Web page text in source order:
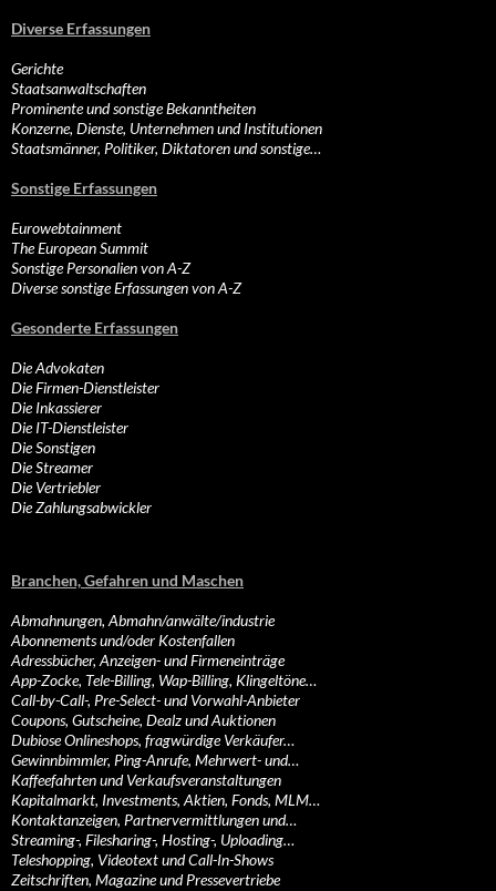
Diverse Erfassungen
Gerichte
Staatsanwaltschaften
Prominente und sonstige Bekanntheiten
Konzerne, Dienste, Unternehmen und Institutionen
Staatsmänner, Politiker, Diktatoren und sonstige…
Sonstige Erfassungen
Eurowebtainment
The European Summit
Sonstige Personalien von A-Z
Diverse sonstige Erfassungen von A-Z
Gesonderte Erfassungen
Die Advokaten
Die Firmen-Dienstleister
Die Inkassierer
Die IT-Dienstleister
Die Sonstigen
Die Streamer
Die Vertriebler
Die Zahlungsabwickler
Branchen, Gefahren und Maschen
Abmahnungen, Abmahn/anwälte/industrie
Abonnements und/oder Kostenfallen
Adressbücher, Anzeigen- und Firmeneinträge
App-Zocke, Tele-Billing, Wap-Billing, Klingeltöne…
Call-by-Call-, Pre-Select- und Vorwahl-Anbieter
Coupons, Gutscheine, Dealz und Auktionen
Dubiose Onlineshops, fragwürdige Verkäufer…
Gewinnbimmler, Ping-Anrufe, Mehrwert- und…
Kaffeefahrten und Verkaufsveranstaltungen
Kapitalmarkt, Investments, Aktien, Fonds, MLM…
Kontaktanzeigen, Partnervermittlungen und…
Streaming-, Filesharing-, Hosting-, Uploading…
Teleshopping, Videotext und Call-In-Shows
Zeitschriften, Magazine und Pressevertriebe